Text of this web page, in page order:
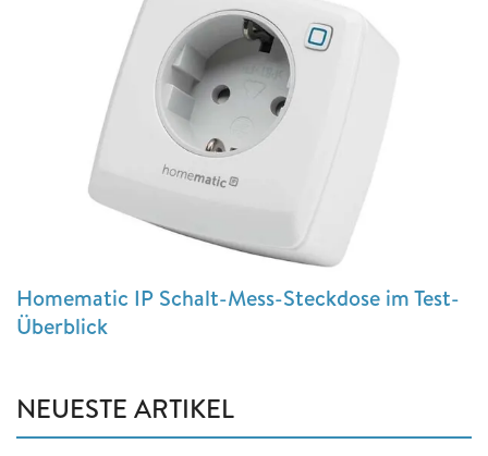
Homematic IP Schalt-Mess-Steckdose im Test-
Überblick
NEUESTE ARTIKEL